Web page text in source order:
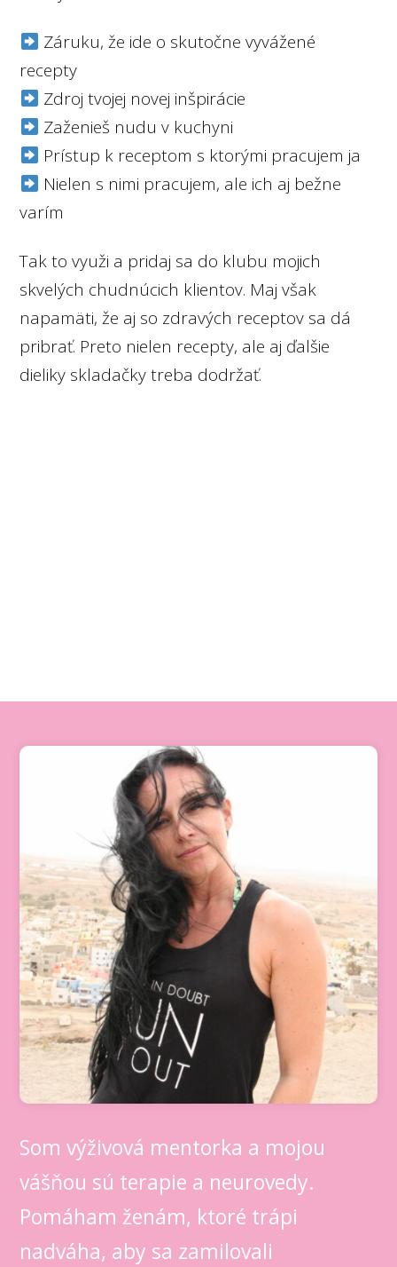
Záruku, že ide o skutočne vyvážené
recepty
Zdroj tvojej novej inšpirácie
Zaženieš nudu v kuchyni
Prístup k receptom s ktorými pracujem ja
Nielen s nimi pracujem, ale ich aj bežne
varím
Tak to využi a pridaj sa do klubu mojich
skvelých chudnúcich klientov. Maj však
napamäti, že aj so zdravých receptov sa dá
pribrať. Preto nielen recepty, ale aj ďalšie
dieliky skladačky treba dodržať.
Som výživová mentorka a mojou
vášňou sú terapie a neurovedy.
Pomáham ženám, ktoré trápi
nadváha, aby sa zamilovali